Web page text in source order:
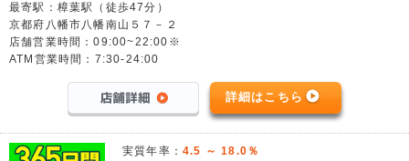
最寄駅：樟葉駅（徒歩47分）
京都府八幡市八幡南山５７－２
店舗営業時間：09:00~22:00※
ATM営業時間：7:30-24:00
詳細はこちら
実質年率： 4.5 ～ 18.0％